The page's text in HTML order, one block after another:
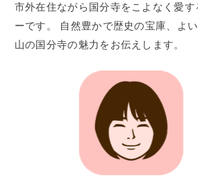
市外在住ながら国分寺をこよなく愛す
ーです。 自然豊かで歴史の宝庫、よ
山の国分寺の魅力をお伝えします。